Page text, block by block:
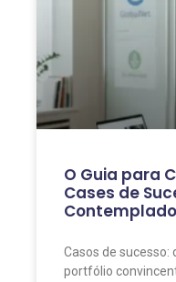
O Guia para
Cases de
Casos de
portfólio